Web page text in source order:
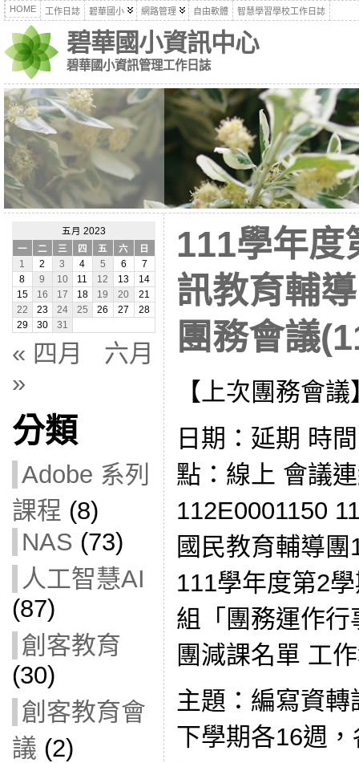
HOME 工作日誌 碧華國小 網路管理 自由軟體 智慧學習學校工作日誌
碧華國小資訊中心
碧華國小資訊管理工作日誌
五月 2023
一
二 三 四 五 六
日
1
2 3 4 5 6
7
8
9 10 11 12 13
14
15
16 17 18 19 20
21
22
23 24 25 26 27
28
29
30 31
« 四月
六月
»
分類
Adobe 系列
課程 (8)
NAS (73)
人工智慧AI
(87)
創客教育
(30)
創客教育會
議 (2)
111學年度
訊教育輔
團務會議
【上次團務會議
日期：延期 時
點：線上 會議
112E0001150
國民教育輔導
111學年度第2
組「團務運作
團減課名單 工
主題：編寫資
下學期各16週